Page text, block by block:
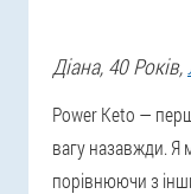
Діана, 40 Років,
Power Keto —
вагу назавжди. Я
порівнюючи з